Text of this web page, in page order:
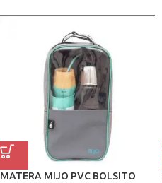
MATERA MIJO PVC BOLSITO